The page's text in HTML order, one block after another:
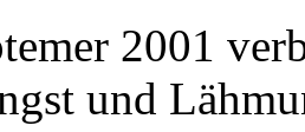
2001
und